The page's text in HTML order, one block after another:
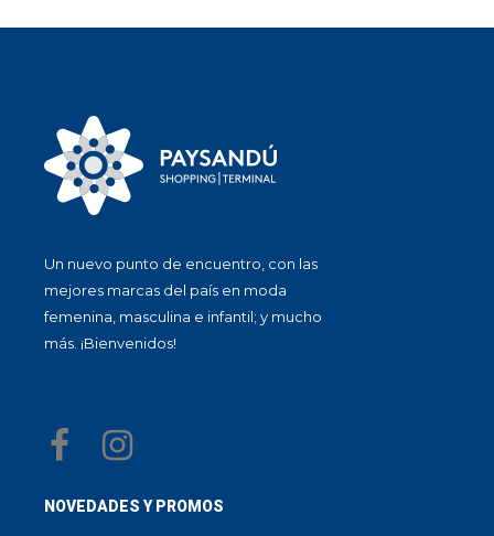
Un nuevo punto de encuentro, con las
mejores marcas del país en moda
femenina, masculina e infantil; y mucho
más. ¡Bienvenidos!
NOVEDADES Y PROMOS